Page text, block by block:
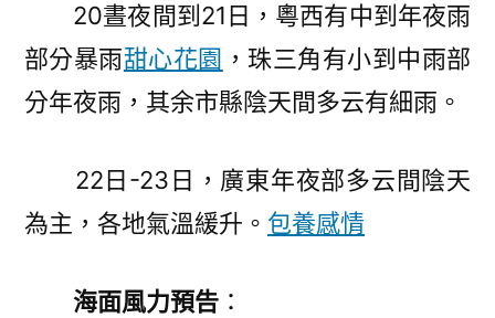
20晝夜間到21日，粵西有中到年夜雨
部分暴雨甜心花園 ，珠三角有小到中雨部
分年夜雨，其余市縣陰天間多云有細雨。
22日-23日，廣東年夜部多云間陰天
為主，各地氣溫緩升。 包養感情
海面風力預告 ：